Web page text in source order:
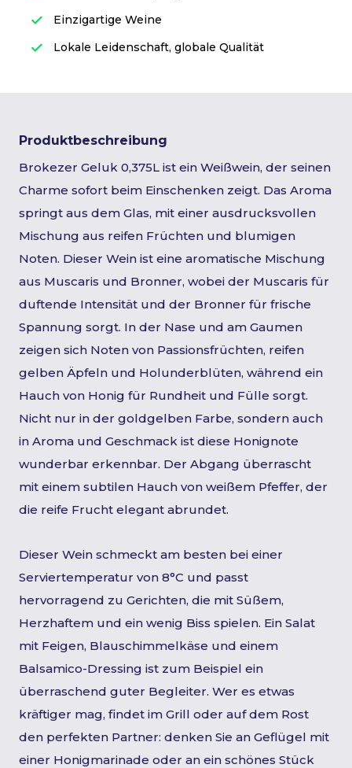
Einzigartige Weine
Lokale Leidenschaft, globale Qualität
Produktbeschreibung
Brokezer Geluk 0,375L ist ein Weißwein, der seinen
Charme sofort beim Einschenken zeigt. Das Aroma
springt aus dem Glas, mit einer ausdrucksvollen
Mischung aus reifen Früchten und blumigen
Noten. Dieser Wein ist eine aromatische Mischung
aus Muscaris und Bronner, wobei der Muscaris für
duftende Intensität und der Bronner für frische
Spannung sorgt. In der Nase und am Gaumen
zeigen sich Noten von Passionsfrüchten, reifen
gelben Äpfeln und Holunderblüten, während ein
Hauch von Honig für Rundheit und Fülle sorgt.
Nicht nur in der goldgelben Farbe, sondern auch
in Aroma und Geschmack ist diese Honignote
wunderbar erkennbar. Der Abgang überrascht
mit einem subtilen Hauch von weißem Pfeffer, der
die reife Frucht elegant abrundet.
Dieser Wein schmeckt am besten bei einer
Serviertemperatur von 8°C und passt
hervorragend zu Gerichten, die mit Süßem,
Herzhaftem und ein wenig Biss spielen. Ein Salat
mit Feigen, Blauschimmelkäse und einem
Balsamico-Dressing ist zum Beispiel ein
überraschend guter Begleiter. Wer es etwas
kräftiger mag, findet im Grill oder auf dem Rost
den perfekten Partner: denken Sie an Geflügel mit
einer Honigmarinade oder an ein schönes Stück